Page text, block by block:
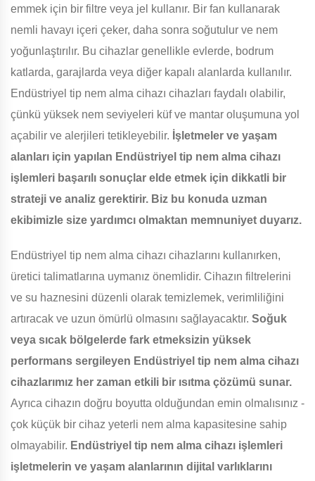
emmek için bir filtre veya jel kullanır. Bir fan kullanarak
nemli havayı içeri çeker, daha sonra soğutulur ve nem
yoğunlaştırılır. Bu cihazlar genellikle evlerde, bodrum
katlarda, garajlarda veya diğer kapalı alanlarda kullanılır.
Endüstriyel tip nem alma cihazı cihazları faydalı olabilir,
çünkü yüksek nem seviyeleri küf ve mantar oluşumuna yol
açabilir ve alerjileri tetikleyebilir. İşletmeler ve yaşam
alanları için yapılan Endüstriyel tip nem alma cihazı
işlemleri başarılı sonuçlar elde etmek için dikkatli bir
strateji ve analiz gerektirir. Biz bu konuda uzman
ekibimizle size yardımcı olmaktan memnuniyet duyarız.
Endüstriyel tip nem alma cihazı cihazlarını kullanırken,
üretici talimatlarına uymanız önemlidir. Cihazın filtrelerini
ve su haznesini düzenli olarak temizlemek, verimliliğini
artıracak ve uzun ömürlü olmasını sağlayacaktır. Soğuk
veya sıcak bölgelerde fark etmeksizin yüksek
performans sergileyen Endüstriyel tip nem alma cihazı
cihazlarımız her zaman etkili bir ısıtma çözümü sunar.
Ayrıca cihazın doğru boyutta olduğundan emin olmalısınız -
çok küçük bir cihaz yeterli nem alma kapasitesine sahip
olmayabilir. Endüstriyel tip nem alma cihazı işlemleri
işletmelerin ve yaşam alanlarının dijital varlıklarını